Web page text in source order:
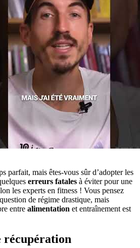
parfait, mais êtes-vous sûr d’adopter les
erreurs fatales à éviter pour une
les experts en fitness ! Vous pensez
de régime drastique, mais
entre alimentation et entraînement est
récupération